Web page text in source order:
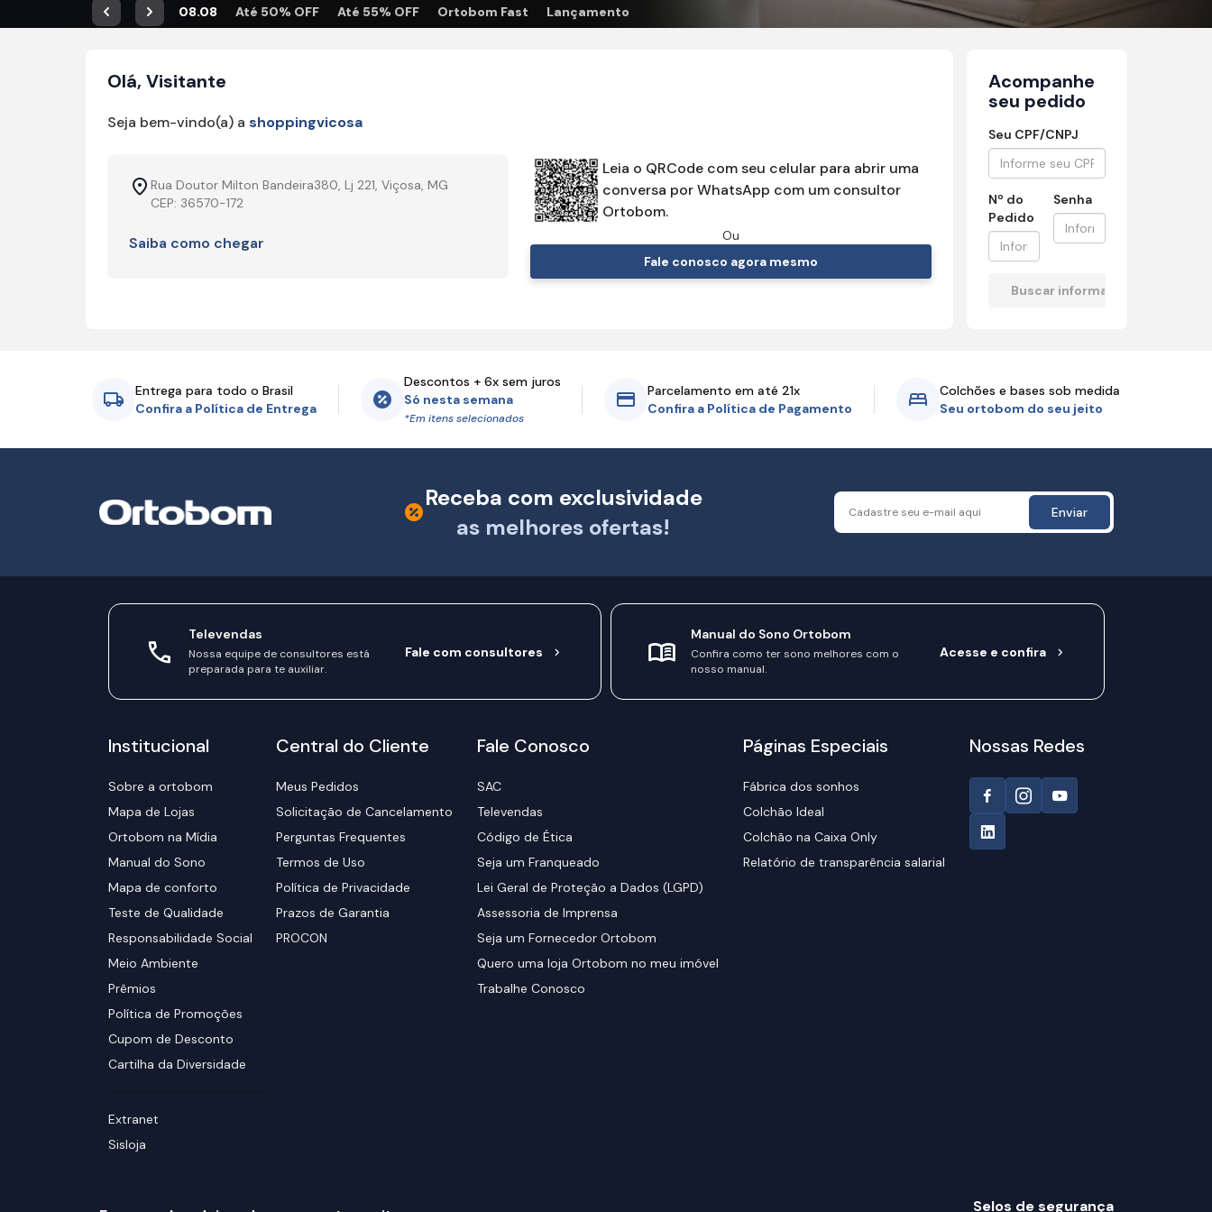
AnteriorPróximo
08.08 Até 50% OFF Até 55% OFF Ortobom Fast Lançamento
Olá, Visitante
Seja bem-vindo(a) a shoppingvicosa
Rua Doutor Milton Bandeira380, Lj 221, Viçosa, MG
CEP: 36570-172
Saiba como chegar
Leia o QRCode com seu celular para abrir uma
conversa por WhatsApp com um consultor
Ortobom.
Ou
Fale conosco agora mesmo
Acompanhe
seu pedido
Seu CPF/CNPJ
Nº do
Pedido
Senha
Entrega para todo o Brasil
Confira a Política de Entrega
Descontos + 6x sem juros
Só nesta semana
*Em itens selecionados
Parcelamento em até 21x
Confira a Política de Pagamento
Colchões e bases sob medida
Seu ortobom do seu jeito
Receba com exclusividade
as melhores ofertas!
Enviar
Televendas
Nossa equipe de consultores está
preparada para te auxiliar.
Fale com consultores
Manual do Sono Ortobom
Confira como ter sono melhores com o
nosso manual.
Acesse e confira
Institucional
Sobre a ortobom
Mapa de Lojas
Ortobom na Mídia
Manual do Sono
Mapa de conforto
Teste de Qualidade
Responsabilidade Social
Meio Ambiente
Prêmios
Política de Promoções
Cupom de Desconto
Cartilha da Diversidade
Extranet
Sisloja
Central do Cliente
Meus Pedidos
Solicitação de Cancelamento
Perguntas Frequentes
Termos de Uso
Política de Privacidade
Prazos de Garantia
PROCON
Fale Conosco
SAC
Televendas
Código de Ética
Seja um Franqueado
Lei Geral de Proteção a Dados (LGPD)
Assessoria de Imprensa
Seja um Fornecedor Ortobom
Quero uma loja Ortobom no meu imóvel
Trabalhe Conosco
Páginas Especiais
Fábrica dos sonhos
Colchão Ideal
Colchão na Caixa Only
Relatório de transparência salarial
Nossas Redes
Selos de segurança